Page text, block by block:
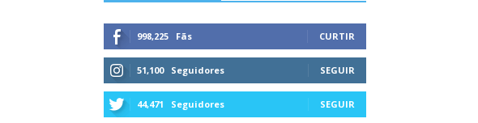
998,225 Fãs CURTIR
51,100 Seguidores SEGUIR
44,471 Seguidores SEGUIR